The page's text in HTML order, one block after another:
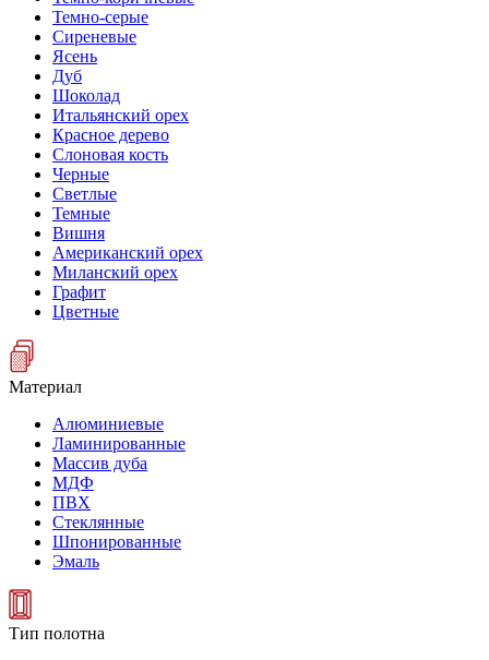
Темно-серые
Сиреневые
Ясень
Дуб
Шоколад
Итальянский орех
Красное дерево
Слоновая кость
Черные
Светлые
Темные
Вишня
Американский орех
Миланский орех
Графит
Цветные
Материал
Алюминиевые
Ламинированные
Массив дуба
МДФ
ПВХ
Стеклянные
Шпонированные
Эмаль
Тип полотна